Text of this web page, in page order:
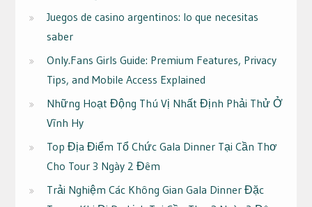
Juegos de casino argentinos: lo que necesitas
saber
Only.Fans Girls Guide: Premium Features, Privacy
Tips, and Mobile Access Explained
Những Hoạt Động Thú Vị Nhất Định Phải Thử Ở
Vĩnh Hy
Top Địa Điểm Tổ Chức Gala Dinner Tại Cần Thơ
Cho Tour 3 Ngày 2 Đêm
Trải Nghiệm Các Không Gian Gala Dinner Đặc